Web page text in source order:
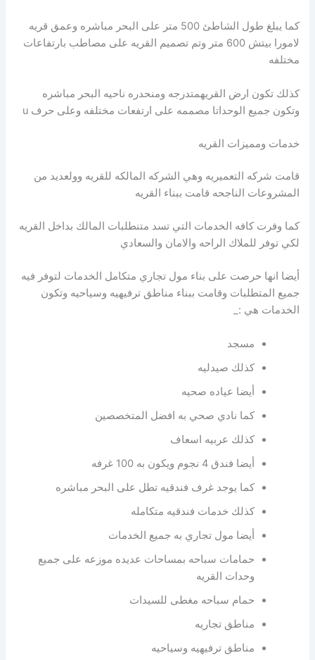
كما يبلغ طول الشاطئ 500 متر على البحر مباشره وعمق قريه
لامورا بيتش 600 متر وتم تصميم القريه على مصاطب بارتفاعات
مختلفه
كذلك تكون ارض القريهمتدرجه ومنحدره ناحيه البحر مباشره
وتكون جميع الوحداتا مصممه على ارتفعات مختلفه وعلى حرف u
خدمات ومميزات القريه
قامت شركه التعميريه وهي الشركه المالكه للقريه وولعديد من
المشروعات الناجحه قامت ببناء القريه
كما وفرت كافه الخدمات التي تسد متنطلبات المالك بداخل القريه
لكي توفر للملاك الراحه والامان والسعادي
أيضا انها حرصت على بناء مول تجاري متكامل الخدمات لتوفر فيه
جميع المتطلبات وقامت ببناء مناطق ترفيهيه وسياحيه وتكون
الخدمات هي :_
مسجد
كذلك صيدليه
أيضا عياده صحيه
كما نادي صحي به افضل المتخصصين
كذلك عربيه اسعاف
أيضا فندق 4 نجوم ويكون به 100 غرفه
كما يوجد غرف فندقيه تطل على البحر مباشره
كذلك خدمات فندقيه متكامله
أيضا مول تجاري به جميع الخدمات
حمامات سباحه بمساحات عديده موزعه على جميع
وحدات القريه
حمام سباحه مغطى للسيدات
مناطق تجاريه
مناطق ترفيهيه وسياحيه